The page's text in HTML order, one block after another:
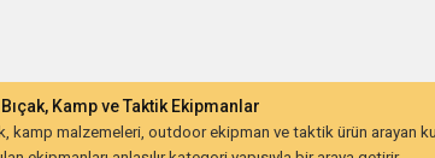
Kamp ve Taktik Ekipmanlar
kamp malzemeleri, outdoor ekipman ve taktik ürün arayan